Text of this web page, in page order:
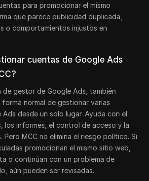
para promocionar el mismo
que parece publicidad duplicada,
o comportamientos injustos en
cuentas de Google Ads
de gestor de Google Ads, también
forma normal de gestionar varias
desde un solo lugar. Ayuda con el
los informes, el control de acceso y la
Pero MCC no elimina el riesgo político. Si
promocionan el mismo sitio web,
o continúan con un problema de
aún pueden ser revisadas.